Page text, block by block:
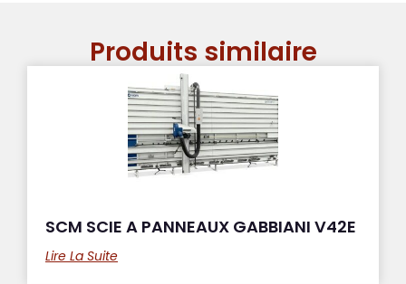
Produits similaire
SCM SCIE A PANNEAUX GABBIANI V42E
Lire La Suite